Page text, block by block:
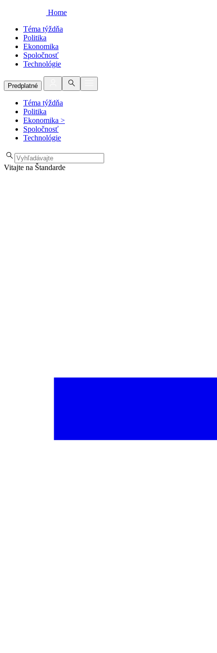
Home
Téma týždňa
Politika
Ekonomika
Spoločnosť
Technológie
Predplatné
Téma týždňa
Politika
Ekonomika >
Spoločnosť
Technológie
Vitajte na Štandarde